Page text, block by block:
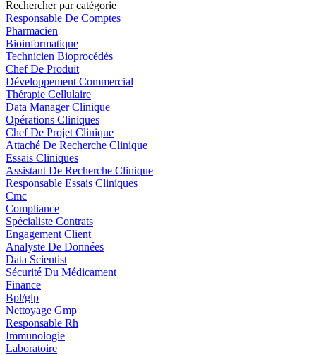
Rechercher par catégorie
Responsable De Comptes
Pharmacien
Bioinformatique
Technicien Bioprocédés
Chef De Produit
Développement Commercial
Thérapie Cellulaire
Data Manager Clinique
Opérations Cliniques
Chef De Projet Clinique
Attaché De Recherche Clinique
Essais Cliniques
Assistant De Recherche Clinique
Responsable Essais Cliniques
Cmc
Compliance
Spécialiste Contrats
Engagement Client
Analyste De Données
Data Scientist
Sécurité Du Médicament
Finance
Bpl/glp
Nettoyage Gmp
Responsable Rh
Immunologie
Laboratoire